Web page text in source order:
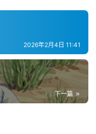
2026年2月4日 11:41
下一篇